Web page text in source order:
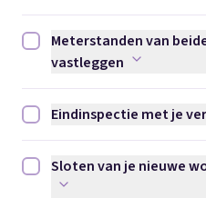
Meterstanden van beide
Meterstanden van
vastleggen
Eindinspectie met je
Eindinspectie met je
Sloten van je nieuwe
Sloten van je nieuwe